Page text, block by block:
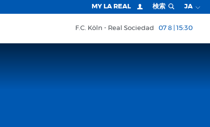
MY LA REAL 検索 JA
F.C. Köln Real Sociedad 07 8 | 15:30